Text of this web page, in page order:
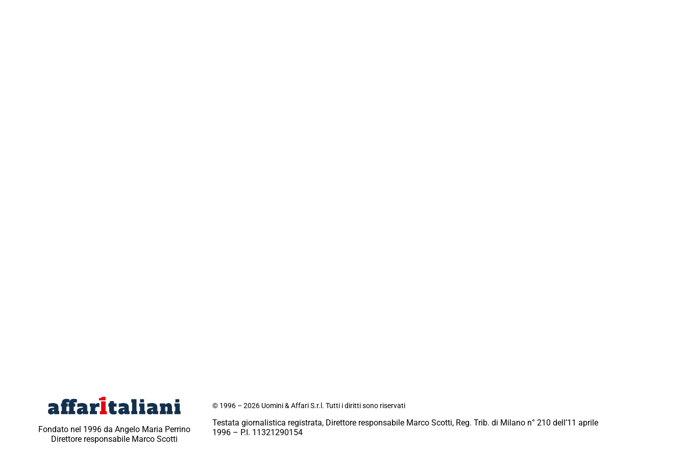
Fondato nel 1996 da Angelo Maria Perrino
Direttore responsabile Marco Scotti
© 1996 – 2026 Uomini & Affari S.r.l. Tutti i diritti sono riservati
Testata giornalistica registrata, Direttore responsabile Marco Scotti, Reg. Trib. di Milano n° 210 dell’11 aprile
1996 – P.I. 11321290154